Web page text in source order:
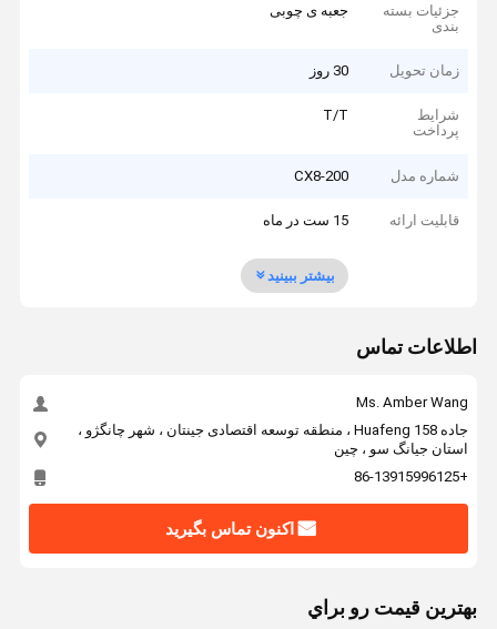
جزئیات بسته
بندی
جعبه ی چوبی
زمان تحویل 30 روز
شرایط
پرداخت
T/T
شماره مدل CX8-200
قابلیت ارائه 15 ست در ماه
بیشتر ببینید
اطلاعات تماس
Ms. Amber Wang
جاده 158 Huafeng ، منطقه توسعه اقتصادی جینتان ، شهر چانگژو ،
استان جیانگ سو ، چین
+86-13915996125
اکنون تماس بگیرید
بهترين قيمت رو براي